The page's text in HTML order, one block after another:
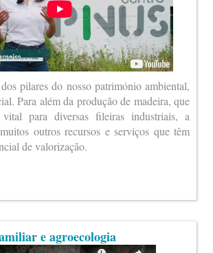
pilares do nosso património ambiental,
Para além da produção de madeira, que
para diversas fileiras industriais, a
outros recursos e serviços que têm
de valorização.
e agroecologia